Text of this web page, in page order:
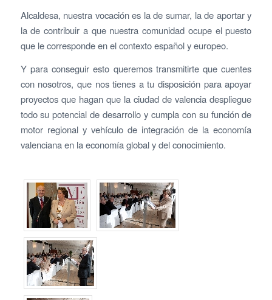
Alcaldesa, nuestra vocación es la de sumar, la de aportar y
la de contribuir a que nuestra comunidad ocupe el puesto
que le corresponde en el contexto español y europeo.
Y para conseguir esto queremos transmitirte que cuentes
con nosotros, que nos tienes a tu disposición para apoyar
proyectos que hagan que la ciudad de valencia despliegue
todo su potencial de desarrollo y cumpla con su función de
motor regional y vehículo de integración de la economía
valenciana en la economía global y del conocimiento.